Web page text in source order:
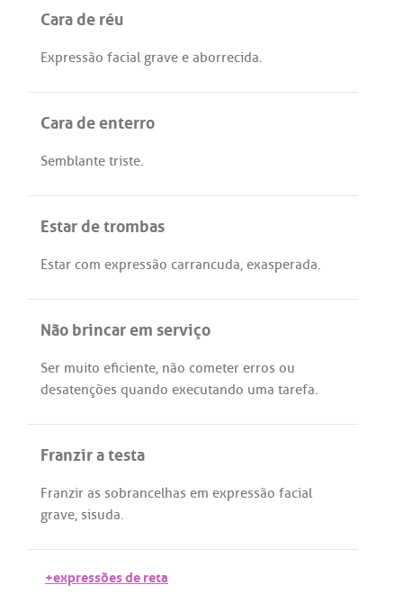
Cara de réu
Expressão facial grave e aborrecida.
Cara de enterro
Semblante triste.
Estar de trombas
Estar com expressão carrancuda, exasperada.
Não brincar em serviço
Ser muito eficiente, não cometer erros ou
desatenções quando executando uma tarefa.
Franzir a testa
Franzir as sobrancelhas em expressão facial
grave, sisuda.
+expressões de reta